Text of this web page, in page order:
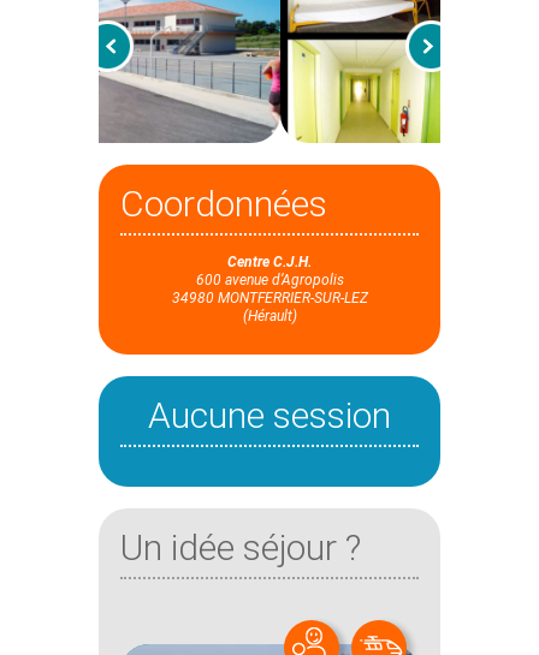
Coordonnées
Centre C.J.H.
600 avenue d’Agropolis
34980 MONTFERRIER-SUR-LEZ
(Hérault)
Aucune session
Un idée séjour ?